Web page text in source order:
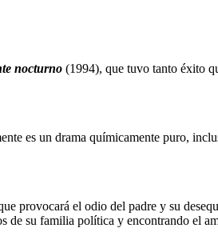
nocturno (1994), que tuvo tanto éxito
es un drama químicamente puro,
provocará el odio del padre y su
de su familia política y encontrando el